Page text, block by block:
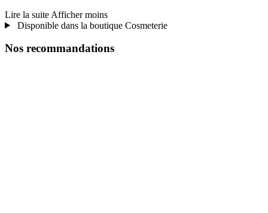
Lire la suite Afficher moins
Disponible dans la boutique Cosmeterie
Nos recommandations